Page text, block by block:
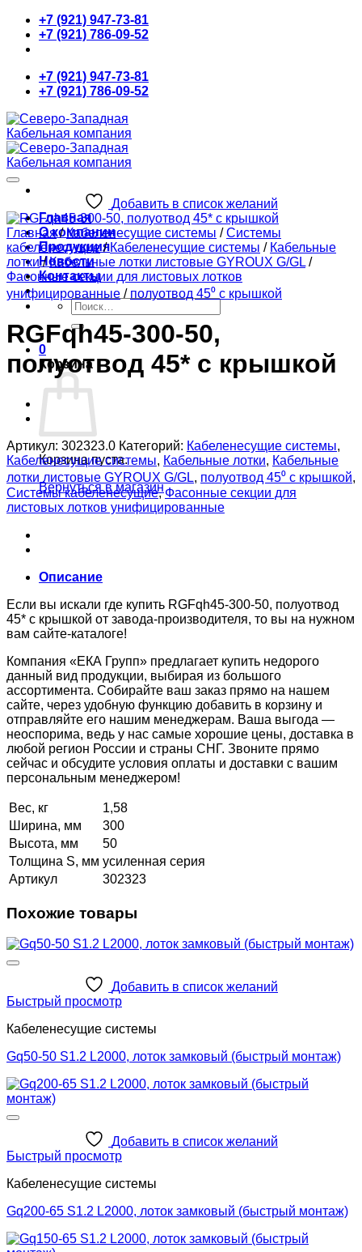
Skip
content
+7 (921) 947-73-81
+7 (921) 786-09-52
+7 (921) 947-73-81
+7 (921) 786-09-52
Главная
О компании
Продукция
Новости
Контакты
Искать:
0
Корзина
Корзина пуста.
Вернуться в магазин
Добавить в список желаний
Главная / Кабеленесущие системы / Системы
кабеленесущие / Кабеленесущие системы / Кабельные
лотки / Кабельные лотки листовые GYROUX G/GL /
Фасонные секции для листовых лотков
унифицированные / полуотвод 45⁰ с крышкой
RGFqh45-300-50,
полуотвод 45* с крышкой
Артикул: 302323.0 Категорий: Кабеленесущие системы,
Кабеленесущие системы, Кабельные лотки, Кабельные
лотки листовые GYROUX G/GL, полуотвод 45⁰ с крышкой,
Системы кабеленесущие,Фасонные секции для
листовых лотков унифицированные
Описание
Если вы искали где купить RGFqh45-300-50, полуотвод
45* с крышкой от завода-производителя, то вы на нужном
вам сайте-каталоге!
Компания «ЕКА Групп» предлагает купить недорого
данный вид продукции, выбирая из большого
ассортимента. Собирайте ваш заказ прямо на нашем
сайте, через удобную функцию добавить в корзину и
отправляйте его нашим менеджерам. Ваша выгода —
неоспорима, ведь у нас самые хорошие цены, доставка в
любой регион России и страны СНГ. Звоните прямо
сейчас и обсудите условия оплаты и доставки с вашим
персональным менеджером!
Вес, кг
1,58
Ширина, мм
300
Высота, мм
50
Толщина S, мм усиленная серия
Артикул
302323
Похожие товары
Добавить в список желаний
Быстрый просмотр
Кабеленесущие системы
Gq50-50 S1.2 L2000, лоток замковый (быстрый монтаж)
Добавить в список желаний
Быстрый просмотр
Кабеленесущие системы
Gq200-65 S1.2 L2000, лоток замковый (быстрый монтаж)